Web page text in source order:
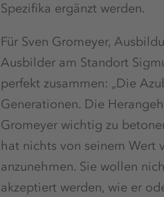
Spezifika ergänzt werden.
Für Sven Gromeyer,
Ausbilder am Standort
perfekt zusammen: „Die
Generationen. Die
Gromeyer wichtig zu
hat nichts von seinem Wert
anzunehmen. Sie wollen
akzeptiert werden, wie er